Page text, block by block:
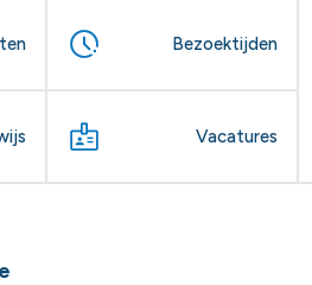
Bezoektijden
Vacatures